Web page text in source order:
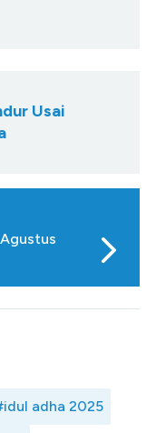
Usai
adha 2025